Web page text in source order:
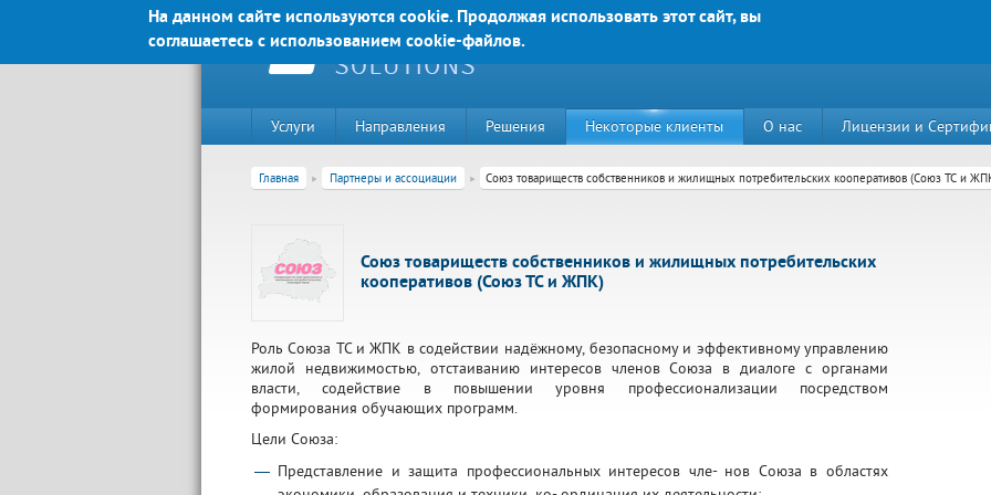
На данном сайте используются cookie. Продолжая использовать этот сайт, вы
соглашаетесь с использованием cookie-файлов.
Перейти к основному содержанию
220020, г. Минск, пр-т Победителей д. 89, корп. 3, этаж 5, пом. 15
Техническая поддержка:
Какой код на
Яркие решения для Вашего успеха
Услуги Направления Решения Некоторые клиенты О нас Лицензии и
Главная Партнеры и ассоциации Союз товариществ собственников и жилищных потребительских кооперативов (Союз ТС и
Союз товариществ собственников и жилищных потребительских
кооперативов (Союз ТС и ЖПК)
Роль Союза ТС и ЖПК в содействии надёжному, безопасному и эффективному управлению
жилой недвижимостью, отстаиванию интересов членов Союза в диалоге с органами
власти, содействие в повышении уровня профессионализации посредством
формирования обучающих программ.
Цели Союза:
Представление и защита профессиональных интересов чле- нов Союза в областях